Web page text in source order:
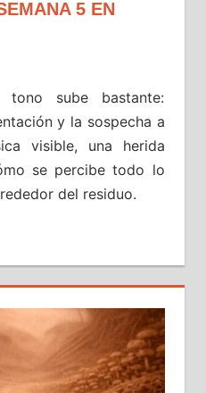
5 EN
sube bastante:
y la sospecha a
visible, una herida
se percibe todo lo
del residuo.